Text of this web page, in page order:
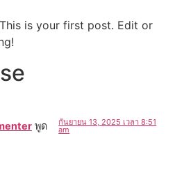
is your first post. Edit or
พูด
กันยายน 13, 2025 เวลา 8:51
am